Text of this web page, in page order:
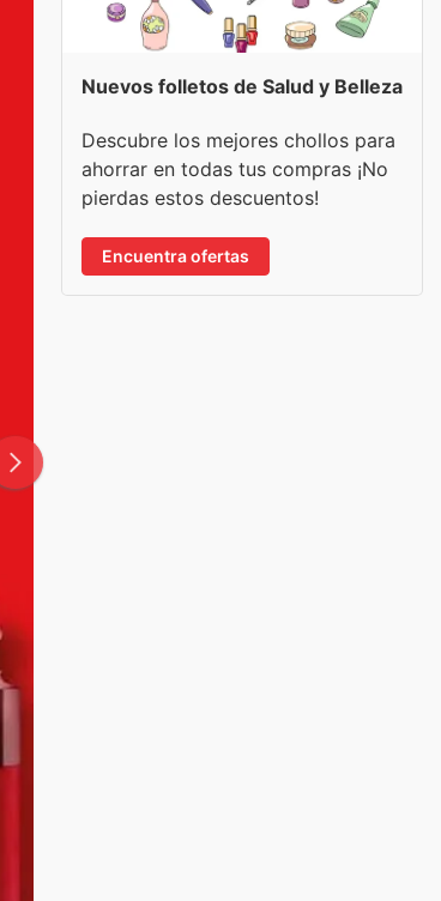
Nuevos folletos de Salud y Belleza
Descubre los mejores chollos para
ahorrar en todas tus compras ¡No
pierdas estos descuentos!
Encuentra ofertas